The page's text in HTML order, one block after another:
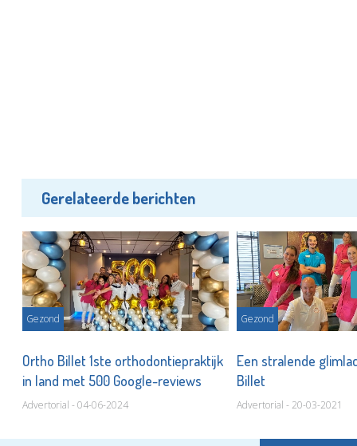
Gerelateerde berichten
Gezond
Ortho Billet 1ste orthodontiepraktijk
in land met 500 Google-reviews
Advertorial - 04-06-2024
Gezond
Een stralende
Billet
Advertorial - 20-03-2021